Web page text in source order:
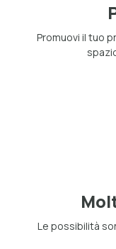
Promuovi il tuo
Le possibilità